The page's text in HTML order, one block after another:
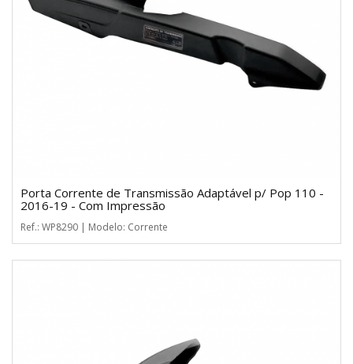
Porta Corrente de Transmissão Adaptável p/ Pop 110 -
2016-19 - Com Impressão
Ref.: WP8290 | Modelo: Corrente